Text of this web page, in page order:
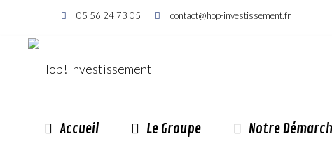
05 56 24 73 05 contact@hop-investissement.fr
Accueil Le Groupe Notre